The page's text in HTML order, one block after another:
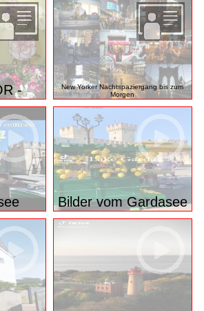
paar interessante Dateien
Digitalbilder
-
New Yorker Nachtspaziergang bis zum
Morgen
Bilder vom Gardasee